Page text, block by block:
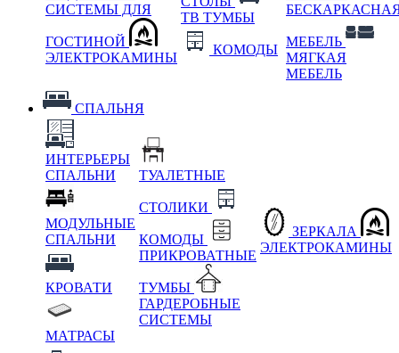
СИСТЕМЫ ДЛЯ
ГОСТИНОЙ
ЭЛЕКТРОКАМИНЫ
ТВ ТУМБЫ
КОМОДЫ
МЕБЕЛЬ
МЯГКАЯ
МЕБЕЛЬ
СПАЛЬНЯ
ИНТЕРЬЕРЫ
СПАЛЬНИ
МОДУЛЬНЫЕ
СПАЛЬНИ
КРОВАТИ
МАТРАСЫ
ТУАЛЕТНЫЕ
СТОЛИКИ
КОМОДЫ
ПРИКРОВАТНЫЕ
ТУМБЫ
ГАРДЕРОБНЫЕ
СИСТЕМЫ
ЗЕРКАЛА
ЭЛЕКТРОКАМИНЫ